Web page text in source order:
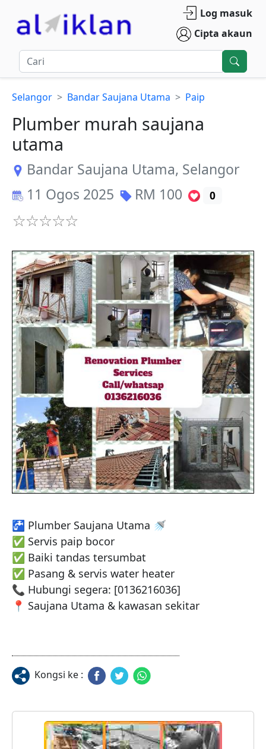
Log masuk
Cipta akaun
Selangor Bandar Saujana Utama Paip
Plumber murah saujana
utama
Bandar Saujana Utama, Selangor
11 Ogos 2025
RM 100 0
🚰 Plumber Saujana Utama 🚿
✅ Servis paip bocor
✅ Baiki tandas tersumbat
✅ Pasang & servis water heater
📞 Hubungi segera: [0136216036]
Kongsi ke :